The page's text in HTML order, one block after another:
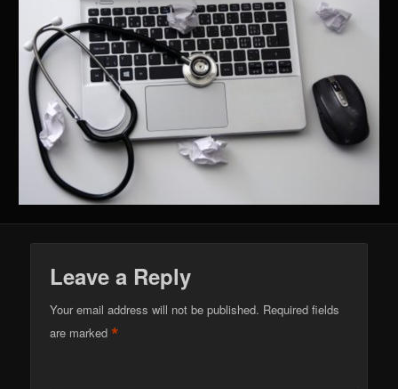
Leave a Reply
Your email address will not be published. Required fields
are marked*